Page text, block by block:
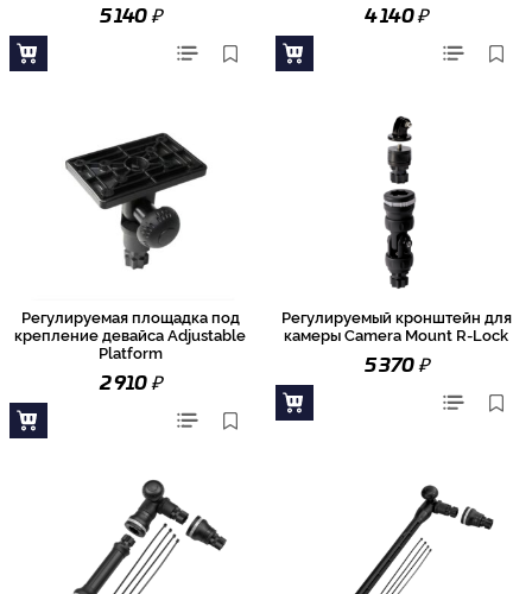
5 140₽ 4 140₽
Регулируемая площадка под
крепление девайса Adjustable
Platform
2 910₽
Регулируемый кронштейн для
камеры Camera Mount R-Lock
5 370₽